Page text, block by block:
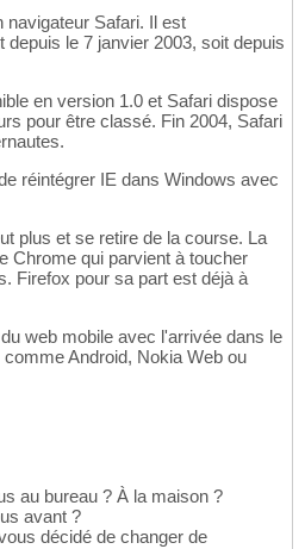
navigateur Safari. Il est
depuis le 7 janvier 2003, soit depuis
en version 1.0 et Safari dispose
pour être classé. Fin 2004, Safari
réintégrer IE dans Windows avec
plus et se retire de la course. La
Chrome qui parvient à toucher
Firefox pour sa part est déjà à
web mobile avec l'arrivée dans le
Android, Nokia Web ou
au bureau ? À la maison ?
avant ?
décidé de changer de